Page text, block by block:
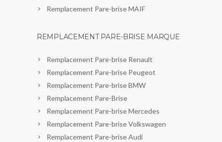
Remplacement Pare-brise MAIF
REMPLACEMENT PARE-BRISE MARQUE
Remplacement Pare-brise Renault
Remplacement Pare-brise Peugeot
Remplacement Pare-brise BMW
Remplacement Pare-Brise
Remplacement Pare-brise Mercedes
Remplacement Pare-brise Volkswagen
Remplacement Pare-brise Audi